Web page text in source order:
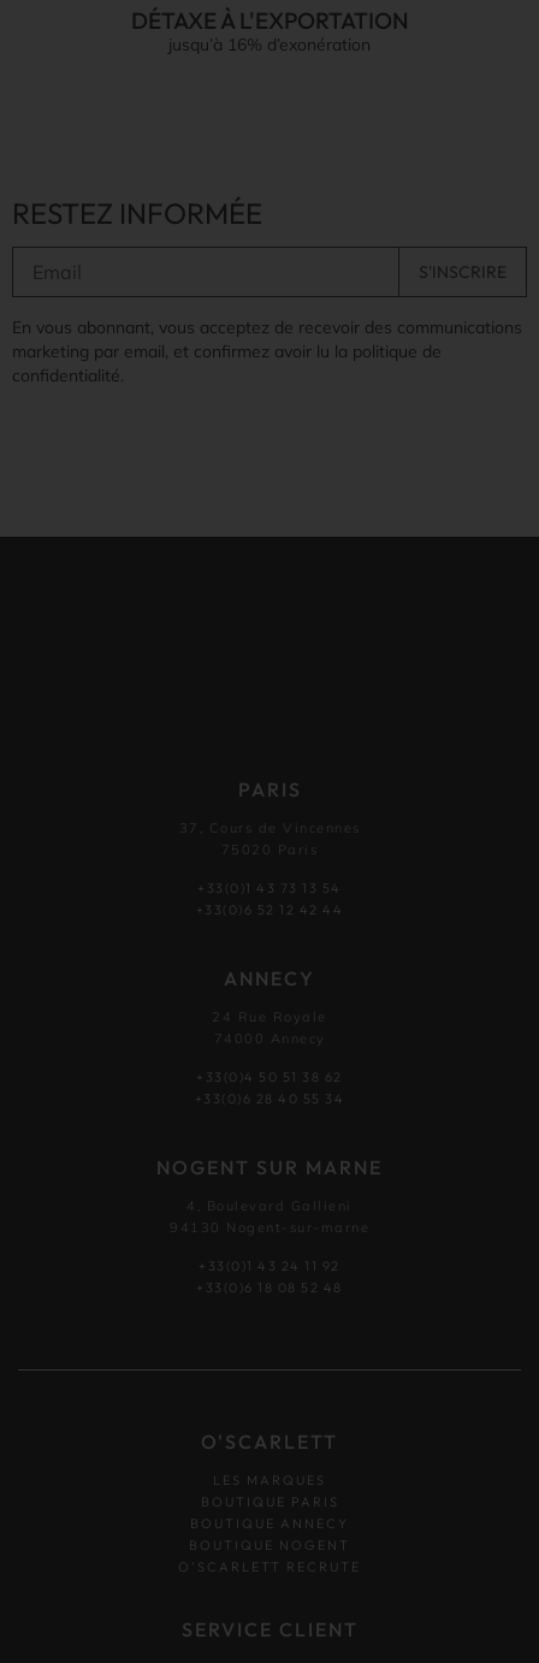
DÉTAXE À L'EXPORTATION
jusqu’à 16% d’exonération
RESTEZ INFORMÉE
En vous abonnant, vous acceptez de recevoir des communications
marketing par email, et confirmez avoir lu la politique de
confidentialité.
PARIS
37, Cours de Vincennes
75020 Paris
+33(0)1 43 73 13 54
+33(0)6 52 12 42 44
ANNECY
24 Rue Royale
74000 Annecy
+33(0)4 50 51 38 62
+33(0)6 28 40 55 34
NOGENT SUR MARNE
4, Boulevard Gallieni
94130 Nogent-sur-marne
+33(0)1 43 24 11 92
+33(0)6 18 08 52 48
O'SCARLETT
LES MARQUES
BOUTIQUE PARIS
BOUTIQUE ANNECY
BOUTIQUE NOGENT
O’SCARLETT RECRUTE
SERVICE CLIENT